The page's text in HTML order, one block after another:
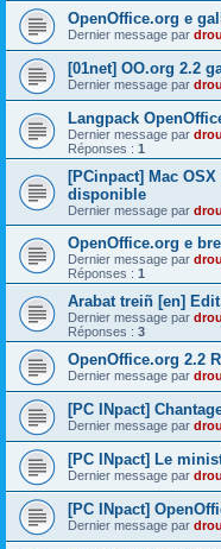
OpenOffice.org e
Dernier message par
[01net] OO.org 2.2
Dernier message par
Langpack
Dernier message par
Réponses : 1
[PCinpact] Mac
disponible
Dernier message par
OpenOffice.org e
Dernier message par
Réponses : 1
Arabat treiñ [en]
Dernier message par
Réponses : 3
OpenOffice.org 2.2
Dernier message par
[PC INpact]
Dernier message par
[PC INpact] Le
Dernier message par
[PC INpact]
Dernier message par